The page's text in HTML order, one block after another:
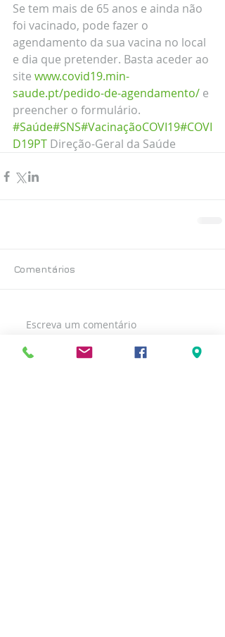
Se tem mais de 65 anos e ainda não
foi vacinado, pode fazer o
agendamento da sua vacina no local
e dia que pretender. Basta aceder ao
site www.covid19.min-
saude.pt/pedido-de-agendamento/ e
preencher o formulário.
#Saúde#SNS#VacinaçãoCOVI19#COVI
D19PT Direção-Geral da Saúde
Comentários
Escreva um comentário